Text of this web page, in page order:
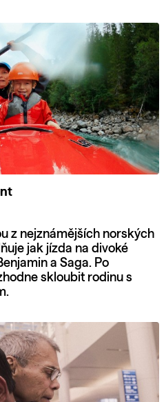
z nejznámějších norských
jak jízda na divoké
a Saga. Po
skloubit rodinu s